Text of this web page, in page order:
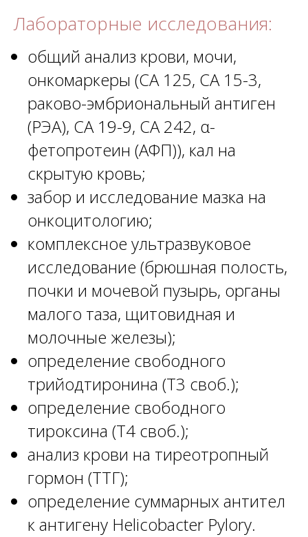
Лабораторные исследования:
общий анализ крови, мочи,
онкомаркеры (СА 125, СА 15-3,
раково-эмбриональный антиген
(РЭА), СА 19-9, СА 242, α-
фетопротеин (АФП)), кал на
скрытую кровь;
забор и исследование мазка на
онкоцитологию;
комплексное ультразвуковое
исследование (брюшная полость,
почки и мочевой пузырь, органы
малого таза, щитовидная и
молочные железы);
определение свободного
трийодтиронина (Т3 своб.);
определение свободного
тироксина (Т4 своб.);
анализ крови на тиреотропный
гормон (ТТГ);
определение суммарных антител
к антигену Helicobacter Pylory.